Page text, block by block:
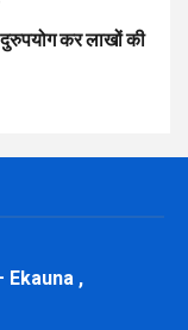
कर लाखों की
Ekauna ,